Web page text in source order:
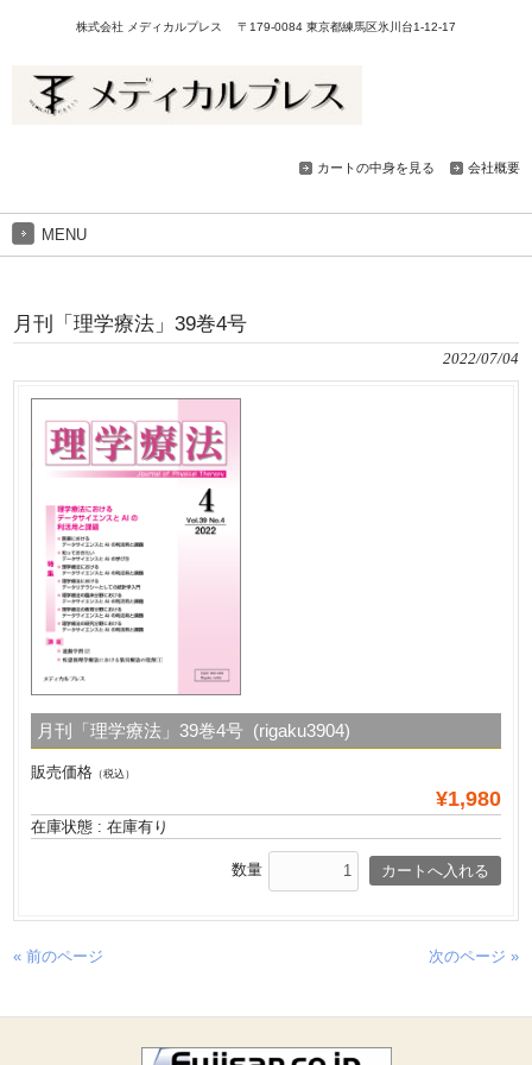
株式会社 メディカルプレス 〒179-0084 東京都練馬区氷川台1-12-17
カートの中身を見る 会社概要
MENU
月刊「理学療法」39巻4号
2022/07/04
月刊「理学療法」39巻4号 (rigaku3904)
販売価格 （税込）
¥1,980
在庫状態 : 在庫有り
数量
« 前のページ 次のページ »